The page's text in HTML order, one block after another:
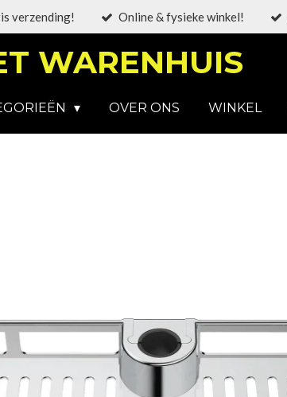
verzending! Online & fysieke winkel!
WARENHUIS
OVER ONS WINKEL